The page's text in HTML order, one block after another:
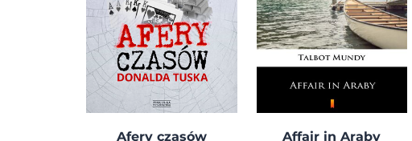
Afery czasów
Affair in Araby